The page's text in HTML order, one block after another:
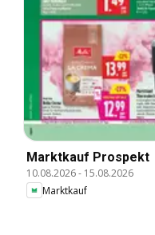
Marktkauf Prospekt
10.08.2026- 15.08.2026
Marktkauf